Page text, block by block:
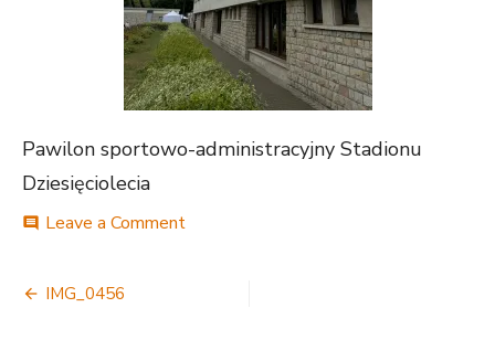
Pawilon sportowo-administracyjny Stadionu
Dziesięciolecia
comment Leave a Commenton
Nawigacja
IMG_0456